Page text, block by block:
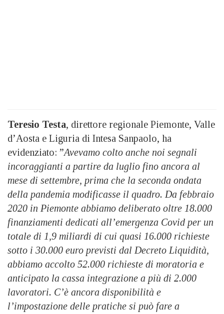
Teresio Testa, direttore regionale Piemonte, Valle
d’Aosta e Liguria di Intesa Sanpaolo, ha
evidenziato: ”Avevamo colto anche noi segnali
incoraggianti a partire da luglio fino ancora al
mese di settembre, prima che la seconda ondata
della pandemia modificasse il quadro. Da febbraio
2020 in Piemonte abbiamo deliberato oltre 18.000
finanziamenti dedicati all’emergenza Covid per un
totale di 1,9 miliardi di cui quasi 16.000 richieste
sotto i 30.000 euro previsti dal Decreto Liquidità,
abbiamo accolto 52.000 richieste di moratoria e
anticipato la cassa integrazione a più di 2.000
lavoratori. C’è ancora disponibilità e
l’impostazione delle pratiche si può fare a